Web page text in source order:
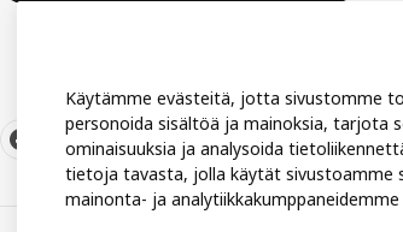
Käytämme evästeitä, jotta sivustomme
personoida sisältöä ja mainoksia, tarjota
ominaisuuksia ja analysoida
tietoja tavasta, jolla käytät sivustoamme
mainonta- ja analytiikkakumppaneidemme